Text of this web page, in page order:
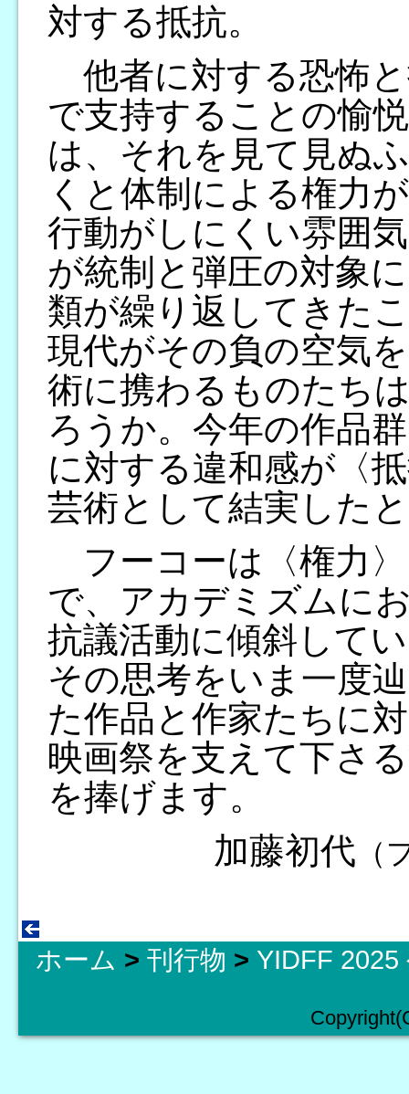
対する抵抗。
他者に対する恐怖
で支持することの愉
は、それを見て見ぬ
くと体制による権力
行動がしにくい雰囲
が統制と弾圧の対象
類が繰り返してきた
現代がその負の空気
術に携わるものたち
ろうか。今年の作品
に対する違和感が〈
芸術として結実した
フーコーは〈権力
で、アカデミズムに
抗議活動に傾斜して
その思考をいま一度
た作品と作家たちに
映画祭を支えて下さ
を捧げます。
加藤初代 （
ホーム > 刊行物 > YIDFF